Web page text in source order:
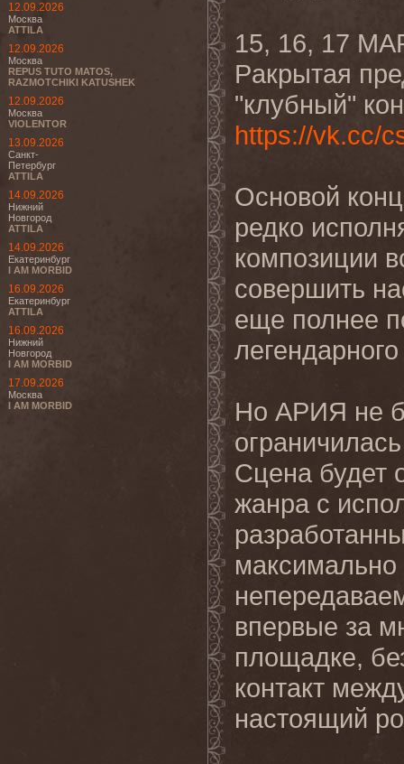
12.09.2026
Москва
ATTILA
12.09.2026
Москва
REPUS TUTO MATOS,
RAZMOTCHIKI KATUSHEK
12.09.2026
Москва
VIOLENTOR
13.09.2026
Санкт-
Петербург
ATTILA
14.09.2026
Нижний
Новгород
ATTILA
14.09.2026
Екатеринбург
I AM MORBID
16.09.2026
Екатеринбург
ATTILA
16.09.2026
Нижний
Новгород
I AM MORBID
17.09.2026
Москва
I AM MORBID
15, 16, 17
Pакрытая
"клубный"
https://vk.cc/
Основой
редко
композиции
совершить
еще полнее
Но АРИЯ не
Сцена будет
жанра с
максимально
впервые за
площадке,
контакт
настоящий